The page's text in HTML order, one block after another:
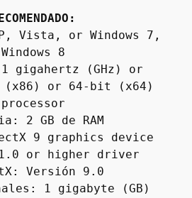
Vista, or Windows 7,
Windows 8
gigahertz (GHz) or
or 64-bit (x64)
processor
2 GB de RAM
9 graphics device
1.0 or higher driver
Versión 9.0
1 gigabyte (GB)